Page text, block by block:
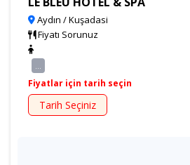
Aydın / Kuşadasi
Fiyatı Sorunuz
...
Fiyatlar için tarih seçin
Tarih Seçiniz